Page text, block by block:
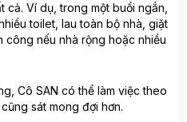
cả. Ví dụ, trong một buổi ngắn,
toilet, lau toàn bộ nhà, giặt
nếu nhà rộng hoặc nhiều
Cô SAN có thể làm việc theo
sát mong đợi hơn.